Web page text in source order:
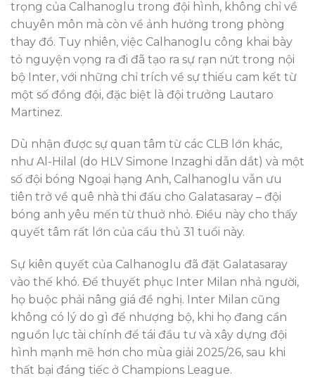
trọng của Calhanoglu trong đội hình, không chỉ về
chuyên môn mà còn về ảnh hưởng trong phòng
thay đồ. Tuy nhiên, việc Calhanoglu công khai bày
tỏ nguyện vọng ra đi đã tạo ra sự rạn nứt trong nội
bộ Inter, với những chỉ trích về sự thiếu cam kết từ
một số đồng đội, đặc biệt là đội trưởng Lautaro
Martinez.
Dù nhận được sự quan tâm từ các CLB lớn khác,
như Al-Hilal (do HLV Simone Inzaghi dẫn dắt) và một
số đội bóng Ngoại hạng Anh, Calhanoglu vẫn ưu
tiên trở về quê nhà thi đấu cho Galatasaray – đội
bóng anh yêu mến từ thuở nhỏ. Điều này cho thấy
quyết tâm rất lớn của cầu thủ 31 tuổi này.
Sự kiên quyết của Calhanoglu đã đặt Galatasaray
vào thế khó. Để thuyết phục Inter Milan nhả người,
họ buộc phải nâng giá đề nghị. Inter Milan cũng
không có lý do gì để nhượng bộ, khi họ đang cần
nguồn lực tài chính để tái đầu tư và xây dựng đội
hình mạnh mẽ hơn cho mùa giải 2025/26, sau khi
thất bại đáng tiếc ở Champions League.